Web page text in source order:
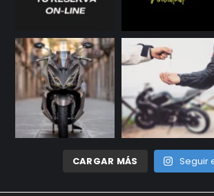
CARGAR MÁS Seguir